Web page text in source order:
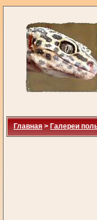
Главная > Галереи